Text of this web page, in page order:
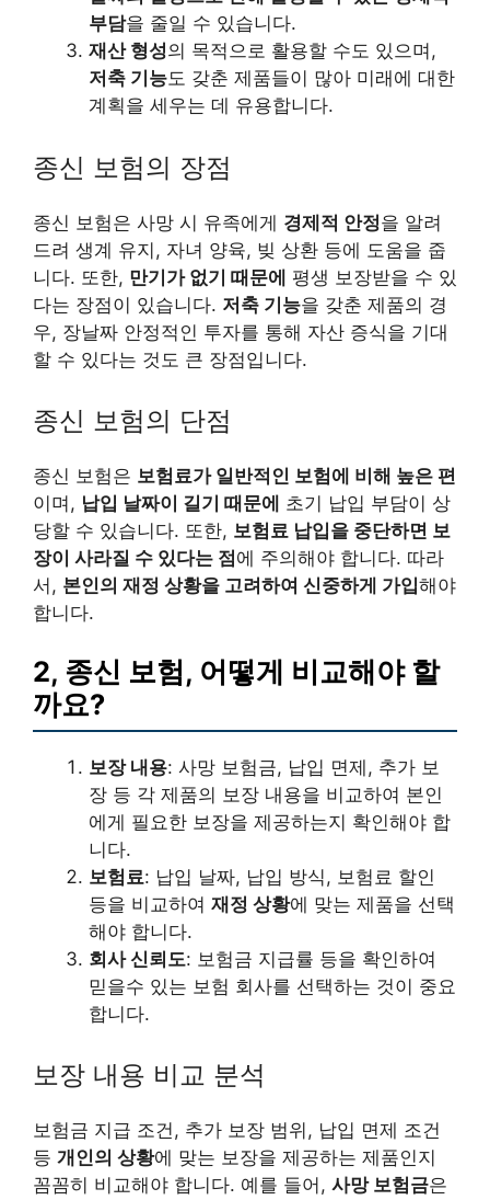
부담을 줄일 수 있습니다.
재산 형성의 목적으로 활용할 수도 있으며,
저축 기능도 갖춘 제품들이 많아 미래에 대한
계획을 세우는 데 유용합니다.
종신 보험의 장점
종신 보험은 사망 시 유족에게 경제적 안정을 알려
드려 생계 유지, 자녀 양육, 빚 상환 등에 도움을 줍
니다. 또한, 만기가 없기 때문에 평생 보장받을 수 있
다는 장점이 있습니다. 저축 기능을 갖춘 제품의 경
우, 장날짜 안정적인 투자를 통해 자산 증식을 기대
할 수 있다는 것도 큰 장점입니다.
종신 보험의 단점
종신 보험은 보험료가 일반적인 보험에 비해 높은 편
이며, 납입 날짜이 길기 때문에 초기 납입 부담이 상
당할 수 있습니다. 또한, 보험료 납입을 중단하면 보
장이 사라질 수 있다는 점 에 주의해야 합니다. 따라
서, 본인의 재정 상황을 고려하여 신중하게 가입해야
합니다.
2, 종신 보험, 어떻게 비교해야 할
까요?
보장 내용: 사망 보험금, 납입 면제, 추가 보
장 등 각 제품의 보장 내용을 비교하여 본인
에게 필요한 보장을 제공하는지 확인해야 합
니다.
보험료: 납입 날짜, 납입 방식, 보험료 할인
등을 비교하여 재정 상황에 맞는 제품을 선택
해야 합니다.
회사 신뢰도: 보험금 지급률 등을 확인하여
믿을수 있는 보험 회사를 선택하는 것이 중요
합니다.
보장 내용 비교 분석
보험금 지급 조건, 추가 보장 범위, 납입 면제 조건
등 개인의 상황에 맞는 보장을 제공하는 제품인지
꼼꼼히 비교해야 합니다. 예를 들어, 사망 보험금은